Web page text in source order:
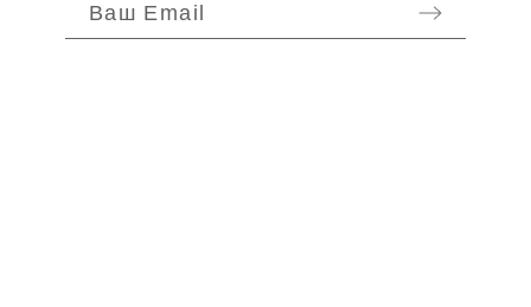
ОТПРАВИТЬ